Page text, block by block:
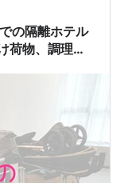
の隔離ホテル
荷物、調理器
り返り！